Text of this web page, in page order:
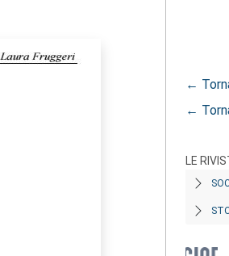
←
←
LE